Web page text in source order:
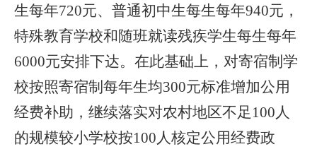
生每年720元、普通初中生每生每年940元，
特殊教育学校和随班就读残疾学生每生每年
6000元安排下达。在此基础上，对寄宿制学
校按照寄宿制每年生均300元标准增加公用
经费补助，继续落实对农村地区不足100人
的规模较小学校按100人核定公用经费政